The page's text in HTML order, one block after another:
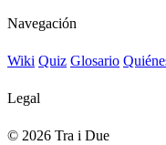
Navegación
Wiki Quiz Glosario
Legal
© 2026 Tra i Due